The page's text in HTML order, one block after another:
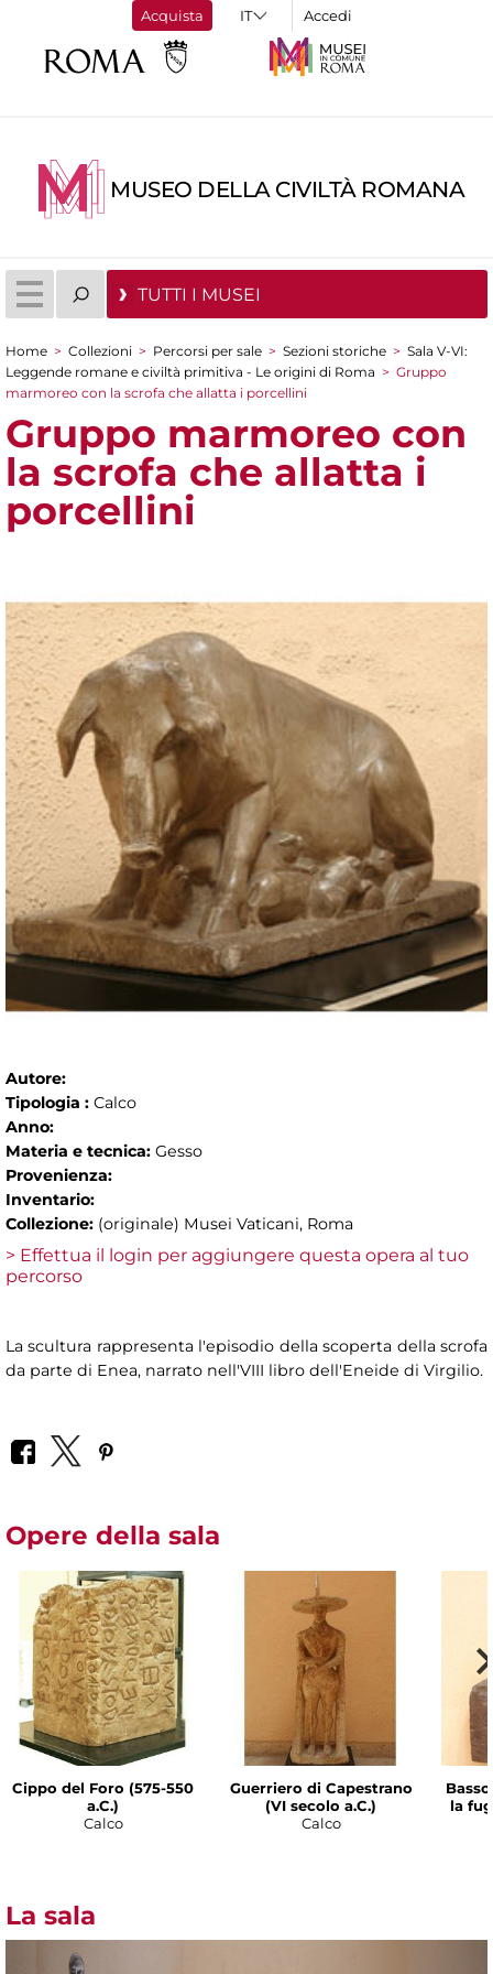
Acquista Accedi
MUSEO DELLA CIVILTÀ ROMANA
TUTTI I MUSEI
Tu sei qui
Home > Collezioni > Percorsi per sale > Sezioni storiche > Sala V-VI:
Leggende romane e civiltà primitiva - Le origini di Roma > Gruppo
marmoreo con la scrofa che allatta i porcellini
Gruppo marmoreo con
la scrofa che allatta i
porcellini
Autore:
Tipologia : Calco
Anno:
Materia e tecnica: Gesso
Provenienza:
Inventario:
Collezione: (originale) Musei Vaticani, Roma
> Effettua il login per aggiungere questa opera al tuo
percorso
La scultura rappresenta l'episodio della scoperta della scrofa
da parte di Enea, narrato nell'VIII libro dell'Eneide di Virgilio.
Opere della sala
Cippo del Foro (575-550
a.C.)
Calco
Guerriero di Capestrano
(VI secolo a.C.)
Calco
la
La sala